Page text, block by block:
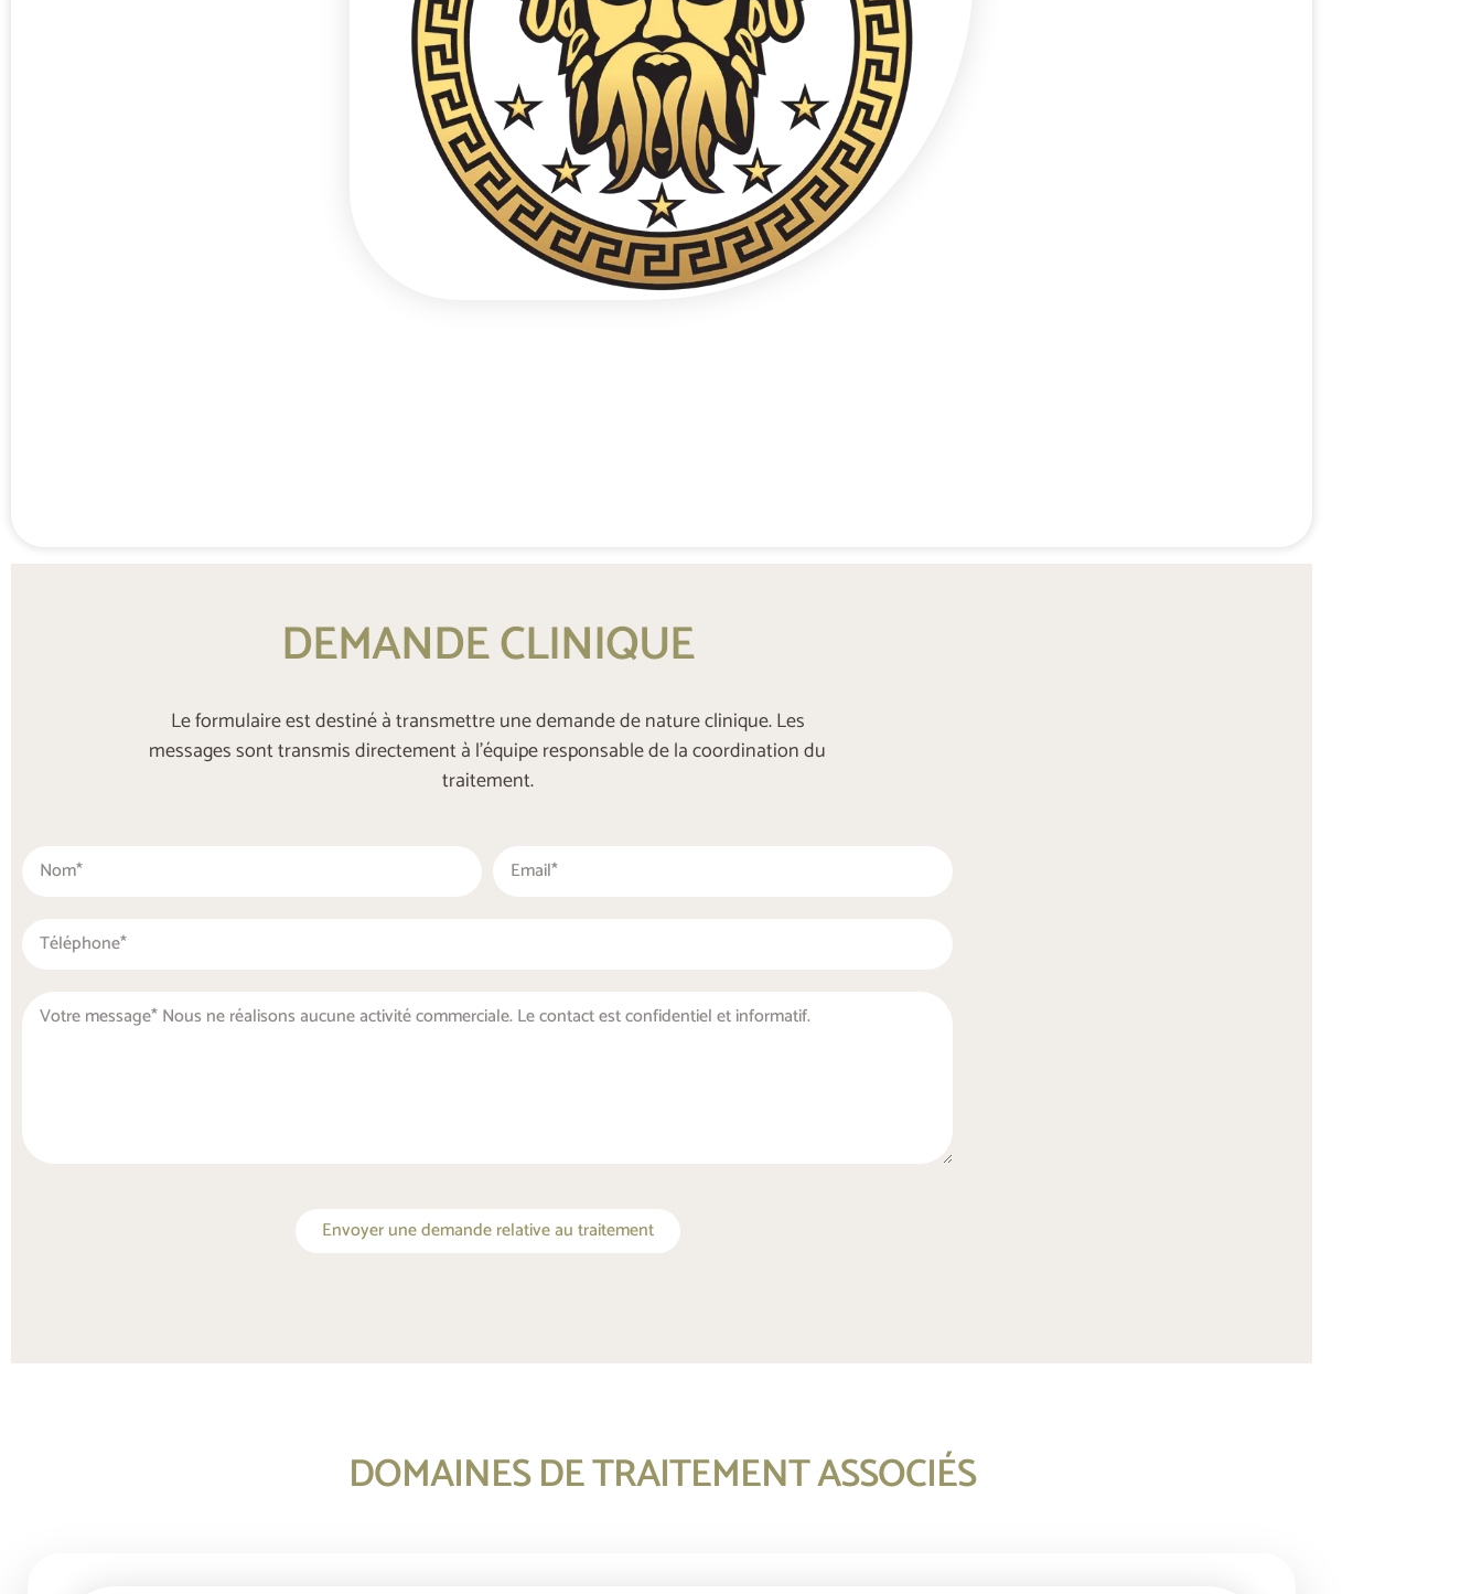
DEMANDE CLINIQUE
Le formulaire est destiné à transmettre une demande de nature clinique. Les
messages sont transmis directement à l’équipe responsable de la coordination du
traitement.
Envoyer une demande relative au traitement
DOMAINES DE TRAITEMENT ASSOCIÉS